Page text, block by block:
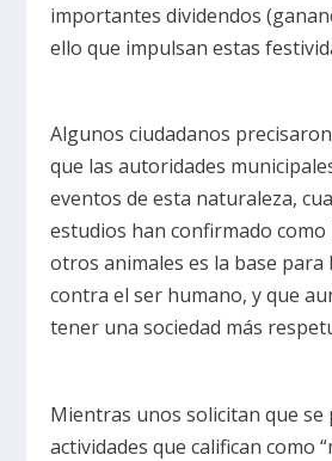
importantes dividendos
ello que impulsan estas
Algunos ciudadanos
que las autoridades
eventos de esta naturaleza,
estudios han confirmado como
otros animales es la base para
contra el ser humano, y que
tener una sociedad más
Mientras unos solicitan que
actividades que califican como